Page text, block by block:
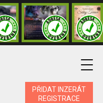
PŘIDAT INZERÁT
REGISTRACE